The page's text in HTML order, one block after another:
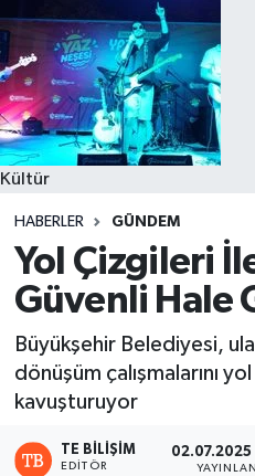
Kültür
HABERLER GÜNDEM
Yol Çizgileri
Güvenli Hale
Büyükşehir Belediyesi,
dönüşüm çalışmalarını
kavuşturuyor
TE BILIŞIM
EDITÖR
02.07.2025